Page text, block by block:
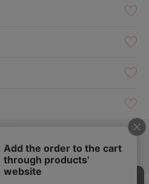
￥4,400 (税込)